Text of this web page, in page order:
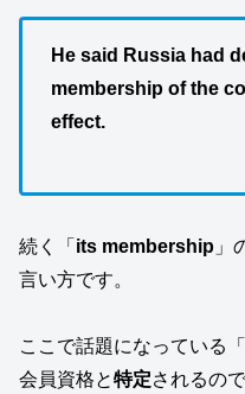
He said Russia had
membership of the
effect.
続く「 its membership 」
言い方です。
ここで話題になっている
会員資格と特定されるので